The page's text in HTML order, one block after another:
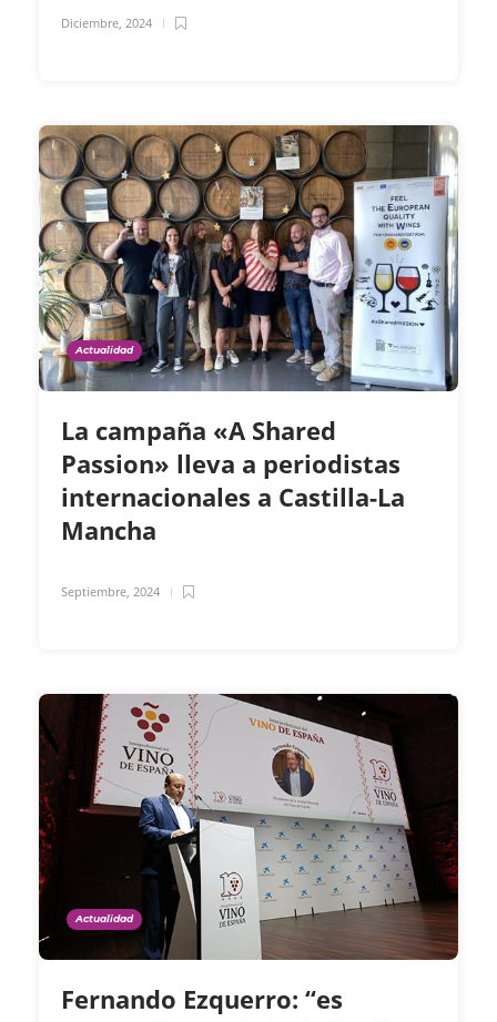
Diciembre, 2024
Actualidad
La campaña «A Shared
Passion» lleva a periodistas
internacionales a Castilla-La
Mancha
Septiembre, 2024
Actualidad
Fernando Ezquerro: “es